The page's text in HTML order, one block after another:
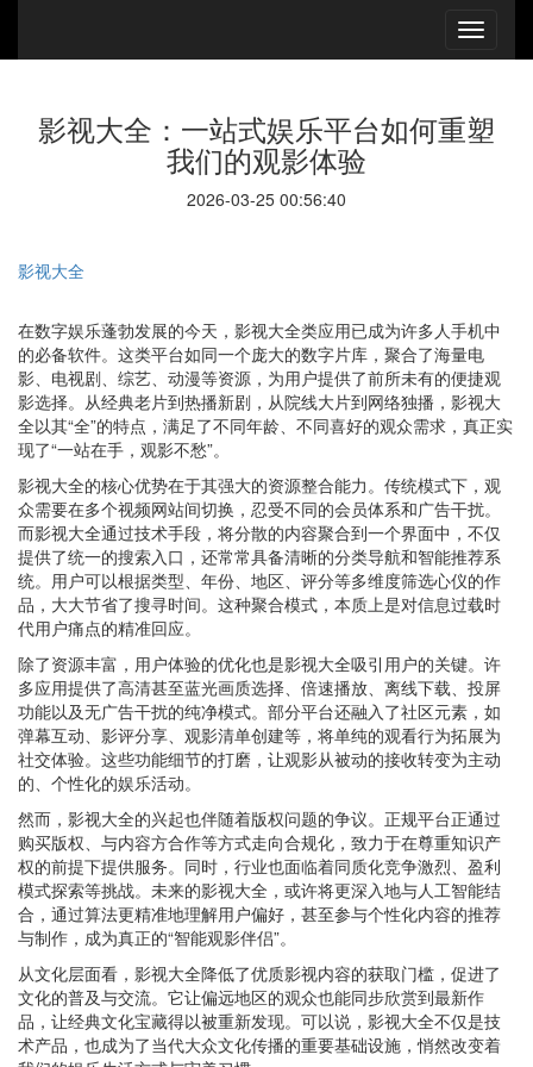
影视大全：一站式娱乐平台如何重塑
我们的观影体验
2026-03-25 00:56:40
影视大全
在数字娱乐蓬勃发展的今天，影视大全类应用已成为许多人手机中
的必备软件。这类平台如同一个庞大的数字片库，聚合了海量电
影、电视剧、综艺、动漫等资源，为用户提供了前所未有的便捷观
影选择。从经典老片到热播新剧，从院线大片到网络独播，影视大
全以其“全”的特点，满足了不同年龄、不同喜好的观众需求，真正实
现了“一站在手，观影不愁”。
影视大全的核心优势在于其强大的资源整合能力。传统模式下，观
众需要在多个视频网站间切换，忍受不同的会员体系和广告干扰。
而影视大全通过技术手段，将分散的内容聚合到一个界面中，不仅
提供了统一的搜索入口，还常常具备清晰的分类导航和智能推荐系
统。用户可以根据类型、年份、地区、评分等多维度筛选心仪的作
品，大大节省了搜寻时间。这种聚合模式，本质上是对信息过载时
代用户痛点的精准回应。
除了资源丰富，用户体验的优化也是影视大全吸引用户的关键。许
多应用提供了高清甚至蓝光画质选择、倍速播放、离线下载、投屏
功能以及无广告干扰的纯净模式。部分平台还融入了社区元素，如
弹幕互动、影评分享、观影清单创建等，将单纯的观看行为拓展为
社交体验。这些功能细节的打磨，让观影从被动的接收转变为主动
的、个性化的娱乐活动。
然而，影视大全的兴起也伴随着版权问题的争议。正规平台正通过
购买版权、与内容方合作等方式走向合规化，致力于在尊重知识产
权的前提下提供服务。同时，行业也面临着同质化竞争激烈、盈利
模式探索等挑战。未来的影视大全，或许将更深入地与人工智能结
合，通过算法更精准地理解用户偏好，甚至参与个性化内容的推荐
与制作，成为真正的“智能观影伴侣”。
从文化层面看，影视大全降低了优质影视内容的获取门槛，促进了
文化的普及与交流。它让偏远地区的观众也能同步欣赏到最新作
品，让经典文化宝藏得以被重新发现。可以说，影视大全不仅是技
术产品，也成为了当代大众文化传播的重要基础设施，悄然改变着